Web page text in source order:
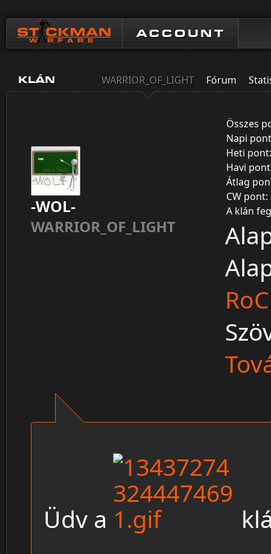
ACCOUNT
KLÁN WARRIOR_OF_LIGHT Fórum
-WOL-
WARRIOR_OF_LIGHT
Összes
Napi
Heti
Havi
Átlag
CW pont:
A klán
Üdv a